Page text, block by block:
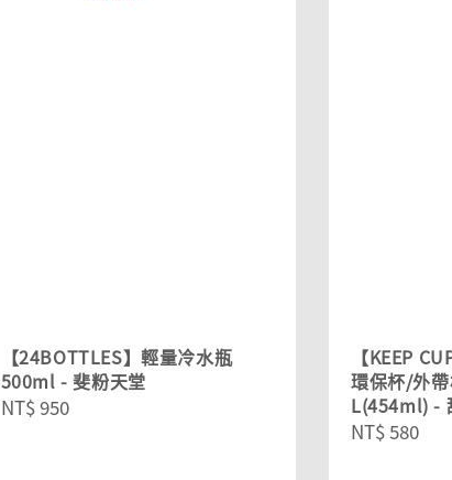
【24BOTTLES】輕量冷水瓶
500ml - 斐粉天堂
Regular
NT$ 950
【KEEP
環保杯/外
L(454ml) -
Regular
NT$ 580